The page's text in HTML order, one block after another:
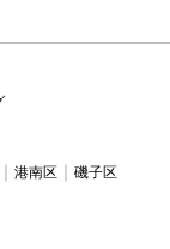
港南区 磯子区